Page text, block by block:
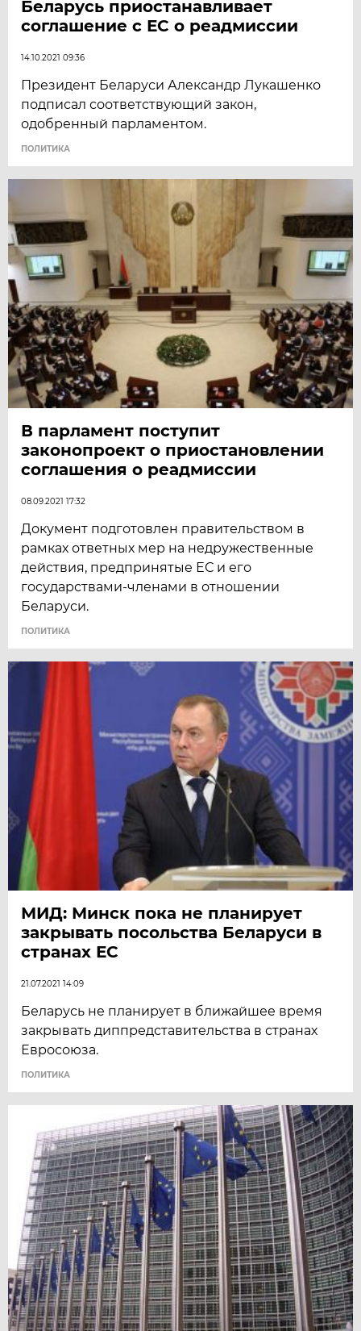
Беларусь приостанавливает
соглашение с ЕС о реадмиссии
14.10.2021 09:36
Президент Беларуси Александр Лукашенко
подписал соответствующий закон,
одобренный парламентом.
ПОЛИТИКА
В парламент поступит
законопроект о приостановлении
соглашения о реадмиссии
08.09.2021 17:32
Документ подготовлен правительством в
рамках ответных мер на недружественные
действия, предпринятые ЕС и его
государствами-членами в отношении
Беларуси.
ПОЛИТИКА
МИД: Минск пока не планирует
закрывать посольства Беларуси в
странах ЕC
21.07.2021 14:09
Беларусь не планирует в ближайшее время
закрывать диппредставительства в странах
Евросоюза.
ПОЛИТИКА